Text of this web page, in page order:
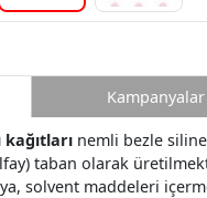
kağıtları nemli bezle
taban olarak
solvent maddeleri
Kampanyalar